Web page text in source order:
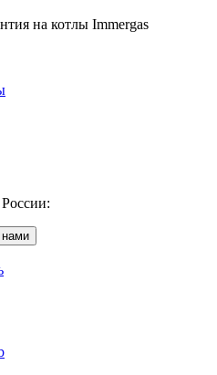
на котлы Immergas
нами